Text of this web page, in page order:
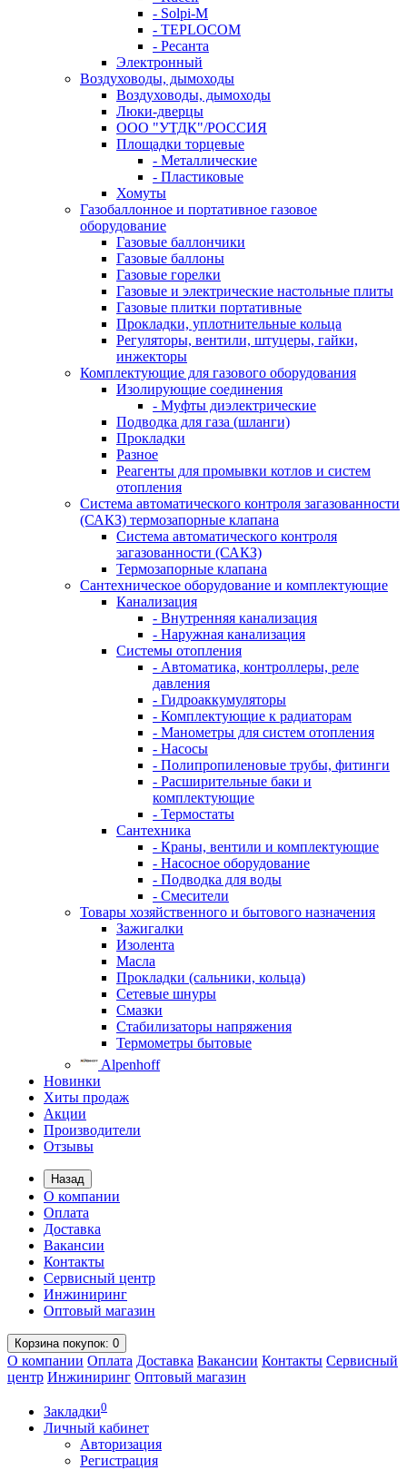
- Solpi-M
- TEPLOCOM
- Ресанта
Электронный
Воздуховоды, дымоходы
Воздуховоды, дымоходы
Люки-дверцы
ООО "УТДК"/РОССИЯ
Площадки торцевые
- Металлические
- Пластиковые
Хомуты
Газобаллонное и портативное газовое
оборудование
Газовые баллончики
Газовые баллоны
Газовые горелки
Газовые и электрические настольные плиты
Газовые плитки портативные
Прокладки, уплотнительные кольца
Регуляторы, вентили, штуцеры, гайки,
инжекторы
Комплектующие для газового оборудования
Изолирующие соединения
- Муфты диэлектрические
Подводка для газа (шланги)
Прокладки
Разное
Реагенты для промывки котлов и систем
отопления
Система автоматического контроля загазованности
(САКЗ) термозапорные клапана
Система автоматического контроля
загазованности (САКЗ)
Термозапорные клапана
Сантехническое оборудование и комплектующие
Канализация
- Внутренняя канализация
- Наружная канализация
Системы отопления
- Автоматика, контроллеры, реле
давления
- Гидроаккумуляторы
- Комплектующие к радиаторам
- Манометры для систем отопления
- Насосы
- Полипропиленовые трубы, фитинги
- Расширительные баки и
комплектующие
- Термостаты
Сантехника
- Краны, вентили и комплектующие
- Насосное оборудование
- Подводка для воды
- Смесители
Товары хозяйственного и бытового назначения
Зажигалки
Изолента
Масла
Прокладки (сальники, кольца)
Сетевые шнуры
Смазки
Стабилизаторы напряжения
Термометры бытовые
Alpenhoff
Новинки
Хиты продаж
Акции
Производители
Отзывы
Назад
О компании
Оплата
Доставка
Вакансии
Контакты
Сервисный центр
Инжиниринг
Оптовый магазин
Корзинапокупок: 0
О компании Оплата Доставка Вакансии Контакты Сервисный
центр Инжиниринг Оптовый магазин
Закладки0
Личный кабинет
Авторизация
Регистрация